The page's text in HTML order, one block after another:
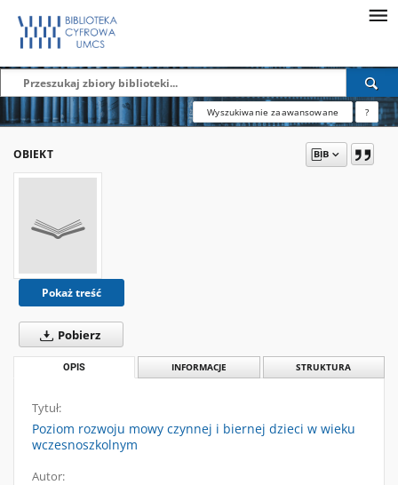
Wyszukiwanie zaawansowane ?
OBIEKT
Pokaż treść
Pobierz
OPIS INFORMACJE STRUKTURA
Tytuł:
Poziom rozwoju mowy czynnej i biernej dzieci w wieku
wczesnoszkolnym
Autor: